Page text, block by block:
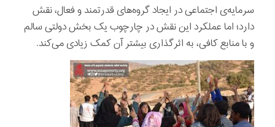
سرمایه‌ی اجتماعی در ایجاد گروه‌های قدرتمند و فعال، نقش
دارد؛ اما عملکرد این نقش در چارچوب یک بخش دولتی سالم
و با منابع کافی، به اثرگذاری بیشتر آن کمک زیادی می‌کند.